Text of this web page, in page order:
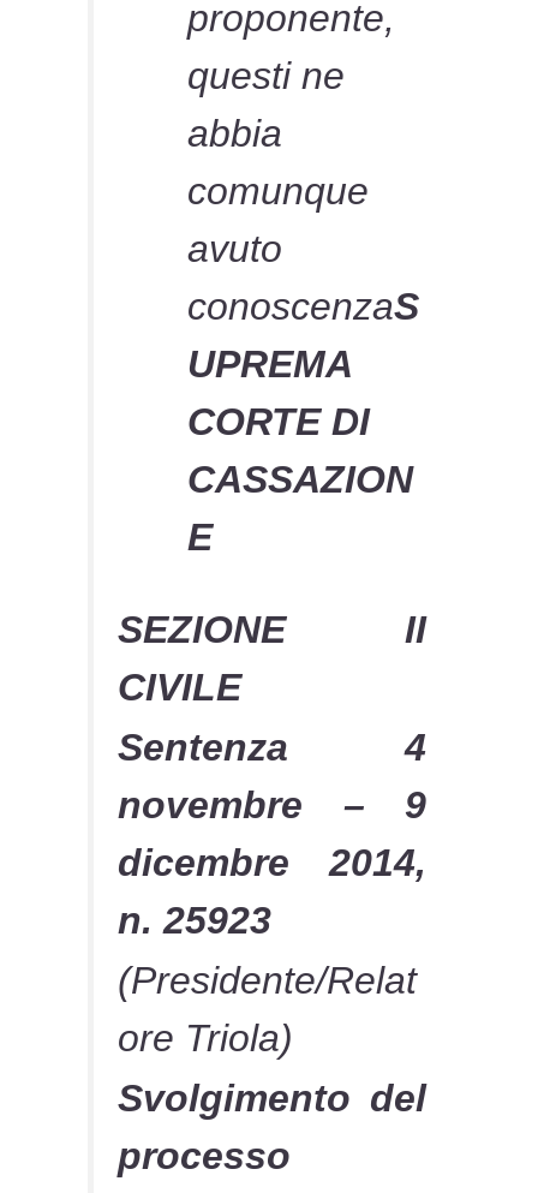
proponente,
questi ne
abbia
comunque
avuto
conoscenzaS
UPREMA
CORTE DI
CASSAZION
E
SEZIONE II
CIVILE
Sentenza 4
novembre – 9
dicembre 2014,
n. 25923
(Presidente/Relat
ore Triola)
Svolgimento del
processo